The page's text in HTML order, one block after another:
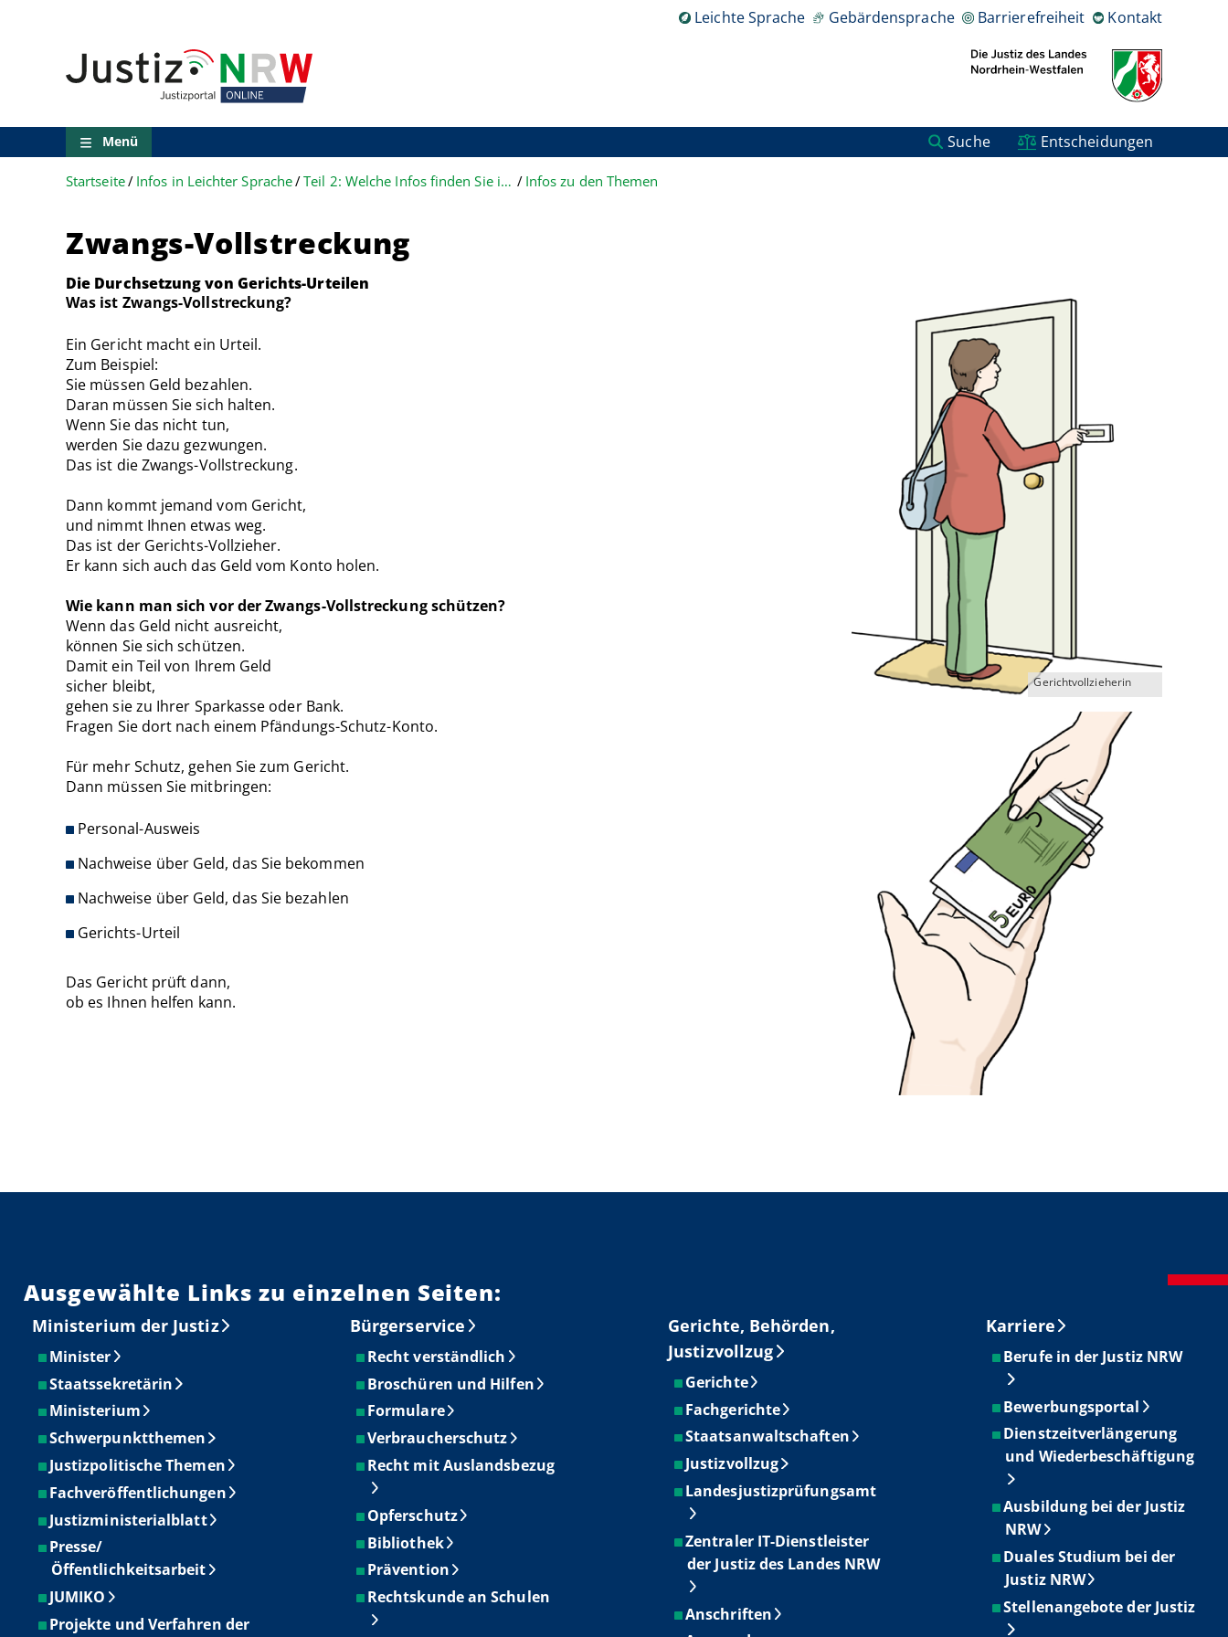
technischen
Suche
Entscheidungssuche
Zum
Inhalt
Links
einzelnen
Seiten
Leichte Sprache Gebärdensprache Barrierefreiheit Kontakt
Menü Suche Entscheidungen
Startseite Infos in Leichter Sprache Teil 2: Welche Infos finden Sie im Justiz-Portal? Infos zu den Themen
Zwangs-Vollstreckung
Die Durchsetzung von Gerichts-Urteilen
Gerichtvollzieherin
Was ist Zwangs-Vollstreckung?
Ein Gericht macht ein Urteil.
Zum Beispiel:
Sie müssen Geld bezahlen.
Daran müssen Sie sich halten.
Wenn Sie das nicht tun,
werden Sie dazu gezwungen.
Das ist die Zwangs-Vollstreckung.
Dann kommt jemand vom Gericht,
und nimmt Ihnen etwas weg.
Das ist der Gerichts-Vollzieher.
Er kann sich auch das Geld vom Konto holen.
Wie kann man sich vor der Zwangs-Vollstreckung schützen?
Wenn das Geld nicht ausreicht,
können Sie sich schützen.
Damit ein Teil von Ihrem Geld
sicher bleibt,
gehen sie zu Ihrer Sparkasse oder Bank.
Fragen Sie dort nach einem Pfändungs-Schutz-Konto.
Für mehr Schutz, gehen Sie zum Gericht.
Dann müssen Sie mitbringen:
Personal-Ausweis
Nachweise über Geld, das Sie bekommen
Nachweise über Geld, das Sie bezahlen
Gerichts-Urteil
Das Gericht prüft dann,
ob es Ihnen helfen kann.
Ausgewählte Links zu einzelnen Seiten:
Ministerium der Justiz
Minister
Staatssekretärin
Ministerium
Schwerpunktthemen
Justizpolitische Themen
Fachveröffentlichungen
Justizministerialblatt
Presse/
Öffentlichkeitsarbeit
JUMIKO
Projekte und Verfahren der
Bürgerservice
Recht verständlich
Broschüren und Hilfen
Formulare
Verbraucherschutz
Recht mit Auslandsbezug
Opferschutz
Bibliothek
Prävention
Rechtskunde an Schulen
Gerichte, Behörden,
Justizvollzug
Gerichte
Fachgerichte
Staatsanwaltschaften
Justizvollzug
Landesjustizprüfungsamt
Zentraler IT-Dienstleister
der Justiz des Landes NRW
Anschriften
Karriere
Berufe in der Justiz NRW
Bewerbungsportal
Dienstzeitverlängerung
und Wiederbeschäftigung
Ausbildung bei der Justiz
NRW
Duales Studium bei der
Justiz NRW
Stellenangebote der Justiz